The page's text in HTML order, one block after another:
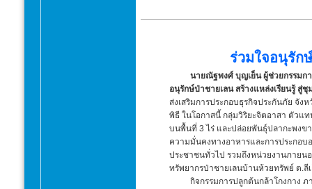
ร่วมใจอนุรัก
นายณัฐพงศ์ บุญเย็น ผู้ช่วยกรรมกา
อนุรักษ์ป่าชายเลน สร้างแหล่งเรียนรู้ สู่ชุ
ส่งเสริมการประกอบธุรกิจประกันภัย จัง
พิธี ในโอกาสนี้ กลุ่มวิริยะจิตอาสา ตัวแ
บนพื้นที่ 3 ไร่ และปล่อยพันธุ์ปลากะพงข
ความมั่นคงทางอาหารและการประกอ
ประชาชนทั่วไป รวมถึงหน่วยงานภายน
ทรัพยากรป่าชายเลนบ้านห้วยทรัพย์ ต.ลี
กิจกรรมการปลูกต้นกล้าโกงกาง ภ